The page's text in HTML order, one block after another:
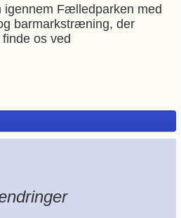
Fælledparken med
barmarkstræning, der
os ved